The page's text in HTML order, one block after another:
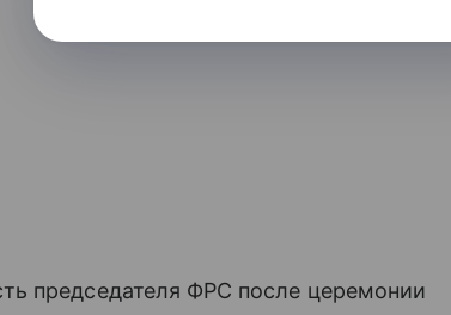
председателя ФРС после церемонии